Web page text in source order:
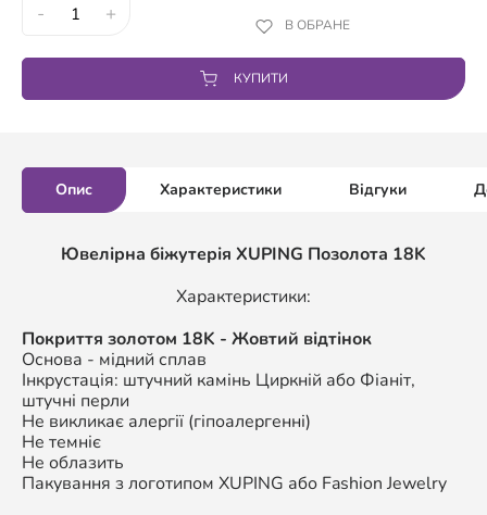
- + В ОБРАНЕ
КУПИТИ
Опис Характеристики Відгуки
Ювелірна біжутерія XUPING Позолота 18K
Характеристики:
Покриття золотом 18K - Жовтий відтінок
Основа - мідний сплав
Інкрустація: штучний камінь Циркній або Фіаніт,
штучні перли
Не викликає алергії (гіпоалергенні)
Не темніє
Не облазить
Пакування з логотипом XUPING або Fashion Jewelry